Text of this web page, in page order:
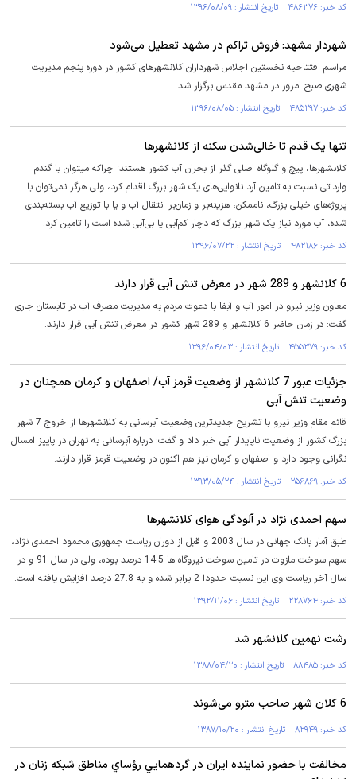
کد خبر: ۴۸۶۳۷۶ تاریخ انتشار : ۱۳۹۶/۰۸/۰۹
شهردار مشهد: فروش تراکم در مشهد تعطیل می‌شود
مراسم افتتاحیه نخستین اجلاس شهرداران کلانشهرهای کشور در دوره پنجم مدیریت
شهری صبح امروز در مشهد مقدس برگزار شد.
کد خبر: ۴۸۵۲۹۷ تاریخ انتشار : ۱۳۹۶/۰۸/۰۵
تنها یک قدم تا خالی‌شدن سکنه‏ از کلانشهرها
کلانشهرها، پیچ و گلوگاه اصلی گذر از بحران آب کشور هستند؛ چراکه می‏توان با گندم
وارداتی نسبت به تامین آرد نانوایی‏‌های یک شهر بزرگ اقدام کرد، ولی هرگز نمی‏‌توان با
پروژه‏‌های خیلی بزرگ، ناممکن، هزینه‏‌بر و زمان‏‌بر انتقال آب و یا با توزیع آب بسته‏‌بندی‏
شده، آب مورد نیاز یک شهر بزرگ که دچار کم‌آبی یا بی‏‌آبی شده است را تامین کرد.
کد خبر: ۴۸۲۱۸۶ تاریخ انتشار : ۱۳۹۶/۰۷/۲۲
6 کلانشهر و 289 شهر در معرض تنش آبی قرار دارند
معاون وزیر نیرو در امور آب و آبفا با دعوت مردم به مدیریت مصرف آب در تابستان جاری
گفت: در زمان حاضر 6 کلانشهر و 289 شهر کشور در معرض تنش آبی قرار دارند.
کد خبر: ۴۵۵۳۷۹ تاریخ انتشار : ۱۳۹۶/۰۴/۰۳
جزئیات عبور 7 کلانشهر از وضعیت قرمز آب/ اصفهان و کرمان همچنان در
وضعیت تنش آبی
قائم مقام وزیر نیرو با تشریح جدیدترین وضعیت آبرسانی به کلانشهرها از خروج 7 شهر
بزرگ کشور از وضعیت ناپایدار آبی خبر داد و گفت: درباره آبرسانی به تهران در پاییز امسال
نگرانی وجود دارد و اصفهان و کرمان نیز هم اکنون در وضعیت قرمز قرار دارند.
کد خبر: ۲۵۶۸۶۹ تاریخ انتشار : ۱۳۹۳/۰۵/۲۴
سهم احمدی نژاد‌ در آلودگی هوای کلانشهرها
طبق آمار بانک جهانی در سال 2003 و قبل از دوران ریاست جمهوری محمود احمدی نژاد،
سهم سوخت مازوت در تامین سوخت نیروگاه ها 14.5 درصد بوده، ولی در سال 91 و در
سال آخر ریاست وی این نسبت حدودا 2 برابر شده و به 27.8 درصد افزایش یافته است.
کد خبر: ۲۲۸۷۶۴ تاریخ انتشار : ۱۳۹۲/۱۱/۰۶
رشت نهمين کلانشهر شد
کد خبر: ۸۸۴۸۵ تاریخ انتشار : ۱۳۸۸/۰۴/۲۰
6 کلان شهر صاحب مترو می‌شوند
کد خبر: ۸۲۹۴۹ تاریخ انتشار : ۱۳۸۷/۱۰/۲۰
مخالفت با حضور نماینده ایران در گردهمايي رؤساي مناطق شبكه زنان در